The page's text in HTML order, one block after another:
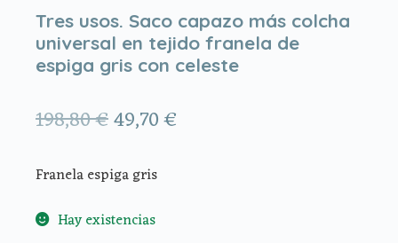
Tres usos. Saco capazo más colcha
universal en tejido franela de
espiga gris con celeste
198,80€El
original
era:
49,70€
Franela espiga gris
Hay existencias